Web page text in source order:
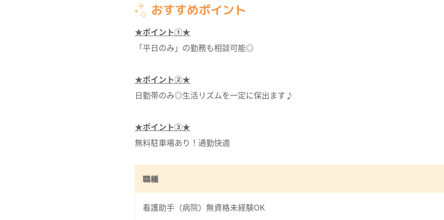
おすすめポイント
★ポイント①★
「平日のみ」の勤務も相談可能◎
★ポイント②★
日勤帯のみ◎生活リズムを一定に保出ます♪
★ポイント③★
無料駐車場あり！通勤快適
職種
看護助手（病院）無資格未経験OK